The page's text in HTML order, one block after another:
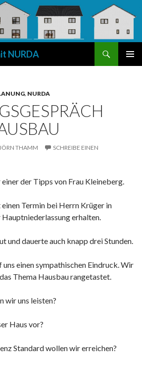
NURDA
, NURDA
JÖRN THAMM
SCHREIBE EINEN
der Tipps von Frau Kleineberg.
Termin bei Herrn Krüger in
erhalten.
und dauerte auch knapp drei Stunden.
einen sympathischen Eindruck. Wir
Thema Hausbau rangetastet.
wir uns leisten?
Haus vor?
Standard wollen wir erreichen?